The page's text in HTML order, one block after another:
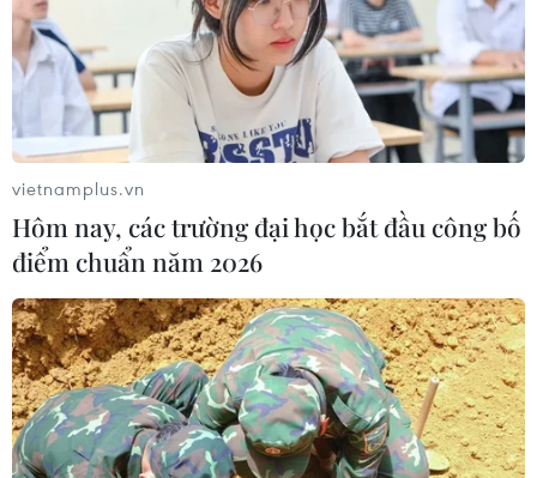
vietnamplus.vn
Hôm nay, các trường đại học bắt đầu công bố
điểm chuẩn năm 2026